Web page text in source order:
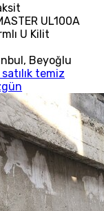
UL100A
U Kilit
, Beyoğlu
temiz